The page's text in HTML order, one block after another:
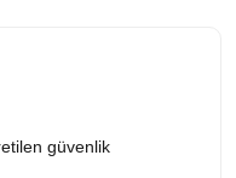
güvenlik